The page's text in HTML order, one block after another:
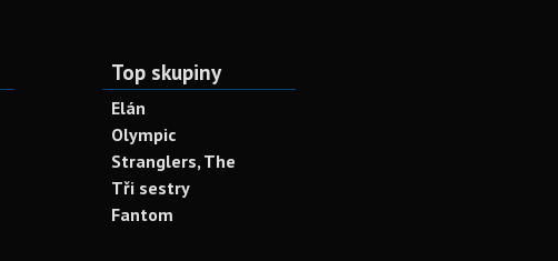
Top skupiny
Elán
Olympic
Stranglers, The
Tři sestry
Fantom